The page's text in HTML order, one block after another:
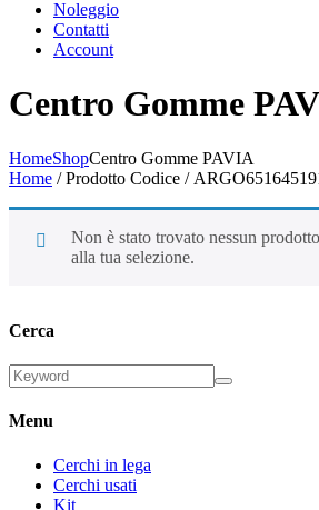
Noleggio
Contatti
Account
Centro Gomme
HomeShopCentro Gomme PAVIA
Home / Prodotto Codice /
Non è stato trovato nessun
alla tua selezione.
Cerca
Menu
Cerchi in lega
Cerchi usati
Kit